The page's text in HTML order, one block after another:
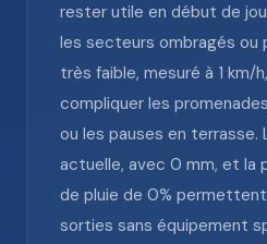
rester utile en début de
les secteurs ombragés ou
très faible, mesuré à 1 km/
compliquer les
ou les pauses en terrasse.
actuelle, avec 0 mm, et la
de pluie de 0%
sorties sans équipement